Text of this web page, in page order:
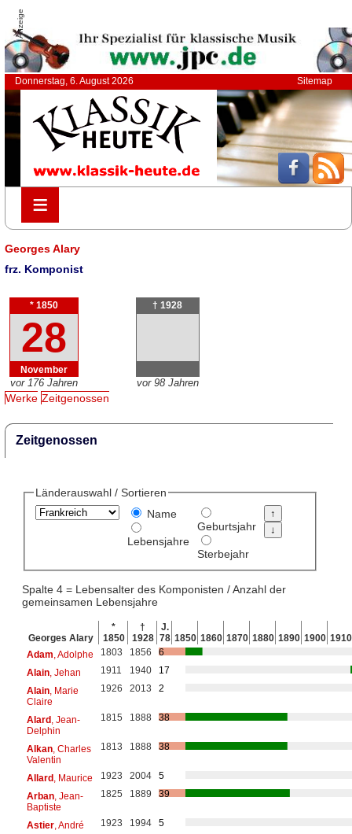
Anzeige
Donnerstag, 6. August 2026 Sitemap
≡
≡
Georges Alary
frz. Komponist
* 1850
28
November
vor 176 Jahren
† 1928
vor 98 Jahren
Werke Zeitgenossen
Zeitgenossen
Länderauswahl / Sortieren
Name
Lebensjahre
Geburtsjahr
Sterbejahr
Spalte 4 = Lebensalter des Komponisten / Anzahl der
gemeinsamen Lebensjahre
Georges Alary
*
1850
†
1928
J.
78 1850 1860 1870 1880 1890 1900 1910
Adam , Adolphe 1803 1856
6
Alain, Jehan 1911 1940
17
Alain, Marie
Claire
1926 2013 2
Alard, Jean-
Delphin
1815 1888 38
Alkan, Charles
Valentin
1813 1888 38
Allard, Maurice 1923 2004
5
Arban, Jean-
Baptiste
1825 1889 39
Astier, André 1923 1994
5